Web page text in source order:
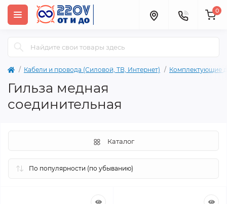
0
Кабели и провода (Силовой, ТВ, Интернет) Комплектующие
Гильза медная
соединительная
Каталог